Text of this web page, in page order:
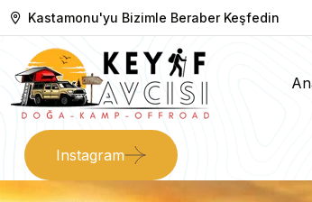
Kastamonu'yu Bizimle Beraber Keşfedin
Instagram